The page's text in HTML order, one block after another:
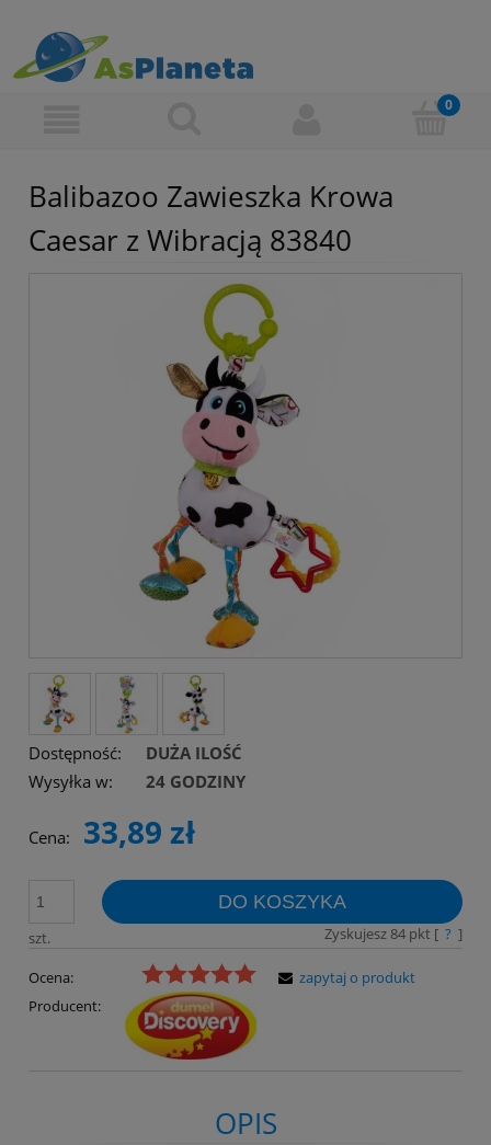
Balibazoo Zawieszka Krowa
Caesar z Wibracją 83840
Dostępność:
DUŻA ILOŚĆ
Wysyłka w:
24 GODZINY
Cena: 33,89 zł
szt.
DO KOSZYKA
Zyskujesz 84pkt [ ? ]
Ocena:
Producent:
zapytaj o produkt
OPIS